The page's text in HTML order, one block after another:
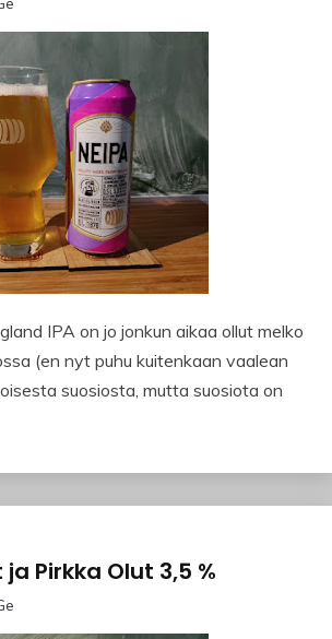
IPA on jo jonkun aikaa ollut melko
(en nyt puhu kuitenkaan vaalean
suosiosta, mutta suosiota on
Pirkka Olut 3,5 %